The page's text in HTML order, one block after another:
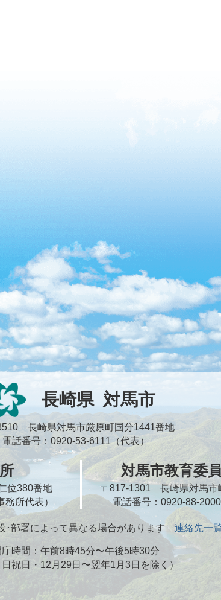
長崎県 対馬市
長崎県対馬市厳原町国分1441番地
電話番号：0920-53-6111（代表）
位380番地
所代表）
対馬市教育委
〒817-1301 長崎県対馬
電話番号：0920-88-2000
･部署によって異なる場合があります連絡先一
庁時間：午前8時45分〜午後5時30分
日祝日・12月29日〜翌年1月3日を除く）